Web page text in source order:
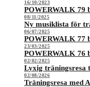
16/10/2023
POWERWALK 79
08/11/2025
Ny musiklista för
06/07/2025
POWERWALK 77
23/03/2025
POWERWALK 76
02/02/2025
Lyxig träningsresa
02/08/2026
Träningsresa med